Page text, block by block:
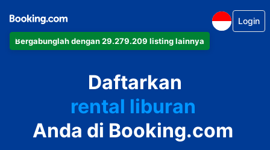
Bergabunglah dengan 29.279.209 listing lainnya
Login
Daftarkan
apartemen
hotel
rental liburan
guest house
Anda di Booking.com